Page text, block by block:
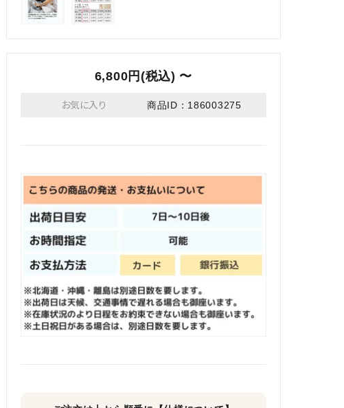
6,800円(税込) 〜
お気に入り 商品ID：186003275